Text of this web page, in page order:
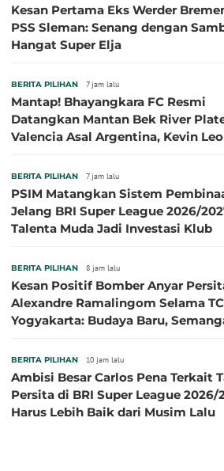
Kesan Pertama Eks Werder
PSS Sleman: Senang dengan
Hangat Super Elja
BERITA PILIHAN 7 jam lalu
Mantap! Bhayangkara FC Resmi
Datangkan Mantan Bek River
Valencia Asal Argentina, Kevin Leonel
BERITA PILIHAN 7 jam lalu
PSIM Matangkan Sistem
Jelang BRI Super League 2026/
Talenta Muda Jadi Investasi Klub
BERITA PILIHAN 8 jam lalu
Kesan Positif Bomber Anyar
Alexandre Ramalingom Selama
Yogyakarta: Budaya Baru,
BERITA PILIHAN 10 jam lalu
Ambisi Besar Carlos Pena Terkait
Persita di BRI Super League 2026/
Harus Lebih Baik dari Musim Lalu